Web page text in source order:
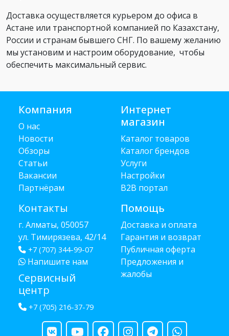
Доставка осуществляется курьером до офиса в
Астане или транспортной компанией по Казахстану,
России и странам бывшего СНГ. По вашему желанию
мы установим и настроим оборудование, чтобы
обеспечить максимальный сервис.
Компания
О нас
Новости
Обзоры
Статьи
Вакансии
Партнёрам
Контакты
г. Алматы, 050057
ул. Тимирязева, 42/14
+7 (707) 344-99-07
Напишите нам
Сервисный
центр
+7 (705) 216-37-79
Интернет
магазин
Каталог товаров
Каталог брендов
Услуги
Настройки
B2B портал
Помощь
Доставка и оплата
Гарантия и возврат
Публичная оферта
Предложения и
жалобы